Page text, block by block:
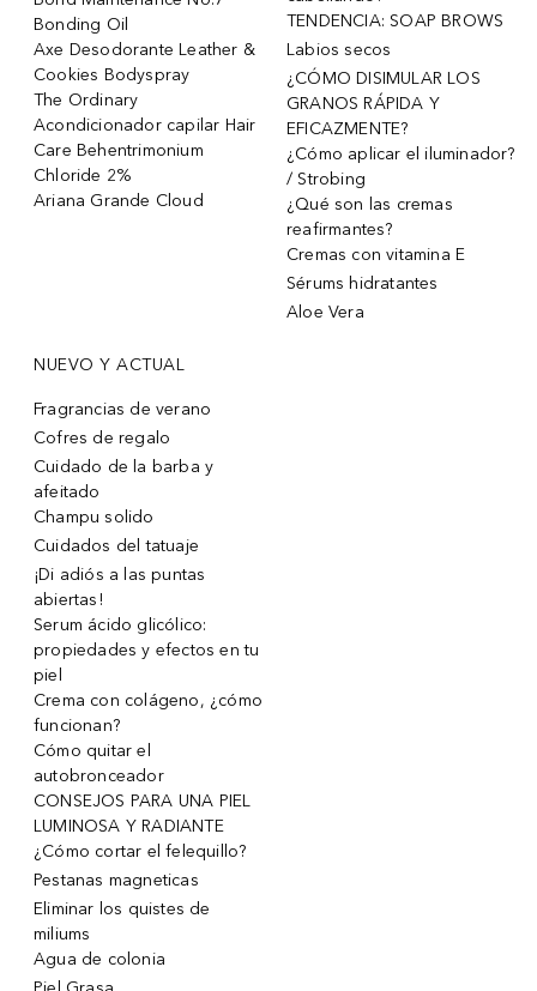
Bonding Oil
Axe Desodorante Leather &
Cookies Bodyspray
The Ordinary
Acondicionador capilar Hair
Care Behentrimonium
Chloride 2%
Ariana Grande Cloud
TENDENCIA: SOAP BROWS
Labios secos
¿CÓMO DISIMULAR LOS
GRANOS RÁPIDA Y
EFICAZMENTE?
¿Cómo aplicar el iluminador?
/ Strobing
¿Qué son las cremas
reafirmantes?
Cremas con vitamina E
Sérums hidratantes
Aloe Vera
NUEVO Y ACTUAL
Fragrancias de verano
Cofres de regalo
Cuidado de la barba y
afeitado
Champu solido
Cuidados del tatuaje
¡Di adiós a las puntas
abiertas!
Serum ácido glicólico:
propiedades y efectos en tu
piel
Crema con colágeno, ¿cómo
funcionan?
Cómo quitar el
autobronceador
CONSEJOS PARA UNA PIEL
LUMINOSA Y RADIANTE
¿Cómo cortar el felequillo?
Pestanas magneticas
Eliminar los quistes de
miliums
Agua de colonia